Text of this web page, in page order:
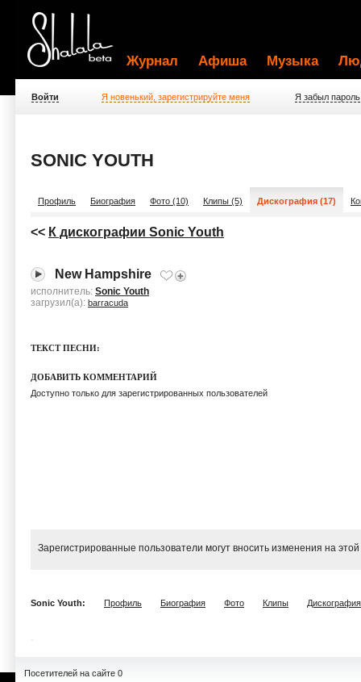
Журнал Афиша Музыка
Войти Я новенький, зарегистрируйте меня Я забыл пароль
SONIC YOUTH
Профиль Биография Фото (10) Клипы (5) Дискография (17)
<< К дискографии Sonic Youth
New Hampshire
исполнитель: Sonic Youth
загрузил(а): barracuda
ТЕКСТ ПЕСНИ:
ДОБАВИТЬ КОММЕНТАРИЙ
Доступно только для зарегистрированных пользователей
Зарегистрированные пользователи могут вносить изменения на
Sonic Youth: Профиль Биография Фото Клипы Дискография
Посетителей на сайте 0